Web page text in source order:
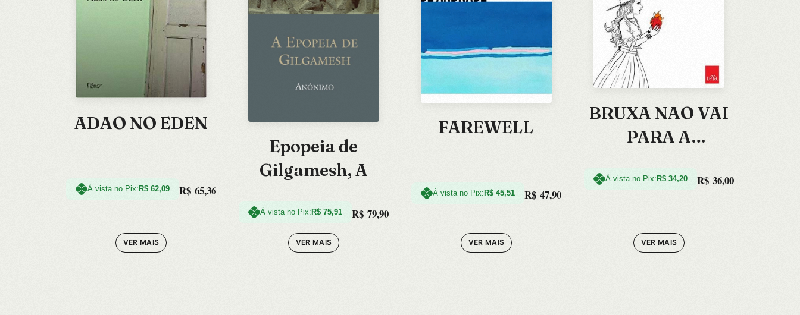
ADAO NO EDEN
À vista no Pix:R$ 62,09 R$ 65,36
VER MAIS
Epopeia de
Gilgamesh, A
À vista no Pix: R$ 75,91 R$ 79,90
VER MAIS
FAREWELL
À vista no Pix: R$ 45,51 R$ 47,90
VER MAIS
BRUXA NAO VAI
PARA A
LIVRO, A
À vista no Pix:R$ 34,20 R$ 36,00
VER MAIS